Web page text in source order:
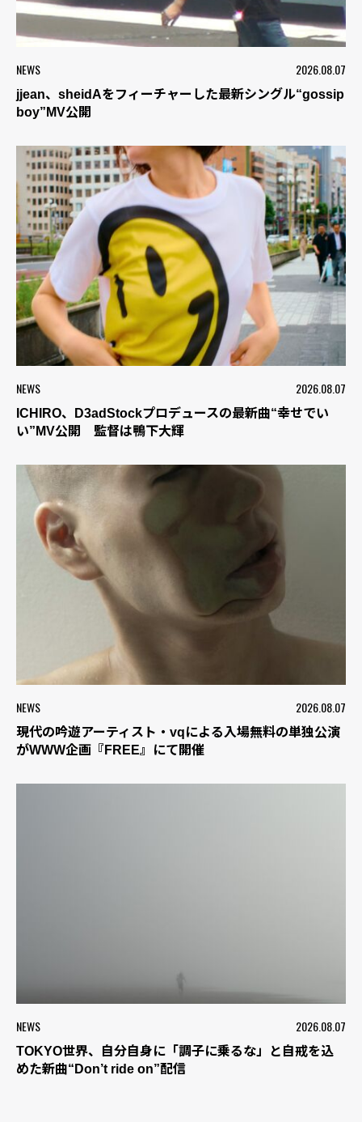
NEWS 2026.08.07
jjean、sheidAをフィーチャーした最新シングル“gossip
boy”MV公開
NEWS 2026.08.07
ICHIRO、D3adStockプロデュースの最新曲“幸せでい
い”MV公開 監督は鴨下大輝
NEWS 2026.08.07
現代の吟遊アーティスト・vqによる入場無料の単独公演
がWWW企画『FREE』にて開催
NEWS 2026.08.07
TOKYO世界、自分自身に「調子に乗るな」と自戒を込
めた新曲“Don’t ride on”配信